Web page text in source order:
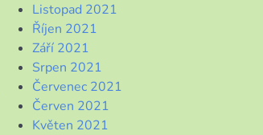
Listopad 2021
Říjen 2021
Září 2021
Srpen 2021
Červenec 2021
Červen 2021
Květen 2021